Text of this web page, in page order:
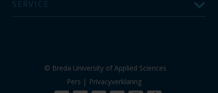
SERVICE
© Breda University of Applied Sciences
Pers | Privacyverklaring